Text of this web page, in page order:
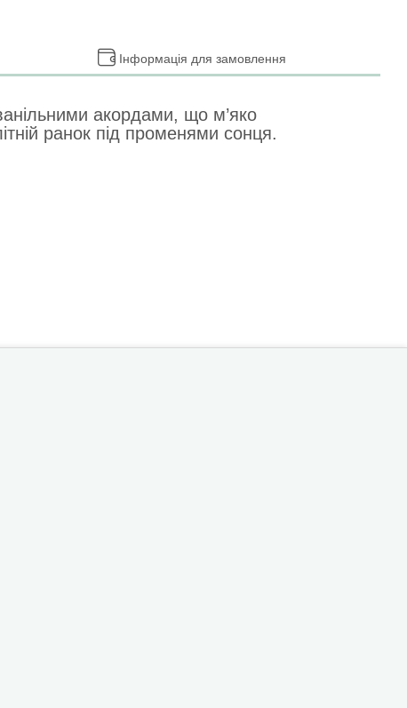
Інформація для замовлення
акордами, що м’яко
ранок під променями сонця.